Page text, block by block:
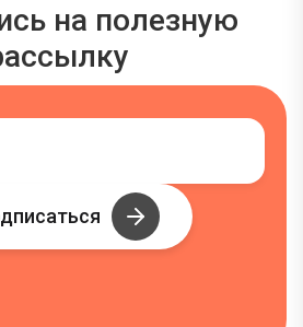
на полезную